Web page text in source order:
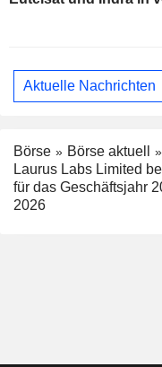
Aktuelle Nachrichten
Börse
Börse aktuell
Laurus Labs Limited
für das Geschäftsjahr
2026